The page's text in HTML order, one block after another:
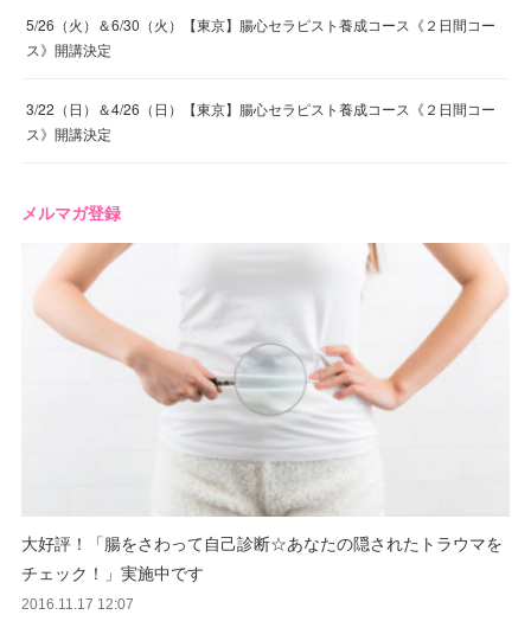
5/26（火）＆6/30（火）【東京】腸心セラピスト養成コース《２日間コー
ス》開講決定
3/22（日）＆4/26（日）【東京】腸心セラピスト養成コース《２日間コー
ス》開講決定
メルマガ登録
大好評！「腸をさわって自己診断☆あなたの隠されたトラウマを
チェック！」実施中です
2016.11.17 12:07